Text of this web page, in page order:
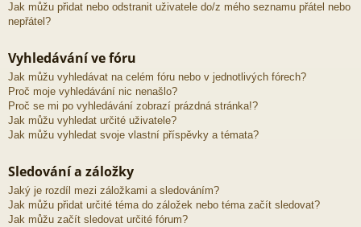
Jak můžu přidat nebo odstranit uživatele do/z mého seznamu přátel nebo
nepřátel?
Vyhledávání ve fóru
Jak můžu vyhledávat na celém fóru nebo v jednotlivých fórech?
Proč moje vyhledávání nic nenašlo?
Proč se mi po vyhledávání zobrazí prázdná stránka!?
Jak můžu vyhledat určité uživatele?
Jak můžu vyhledat svoje vlastní příspěvky a témata?
Sledování a záložky
Jaký je rozdíl mezi záložkami a sledováním?
Jak můžu přidat určité téma do záložek nebo téma začít sledovat?
Jak můžu začít sledovat určité fórum?